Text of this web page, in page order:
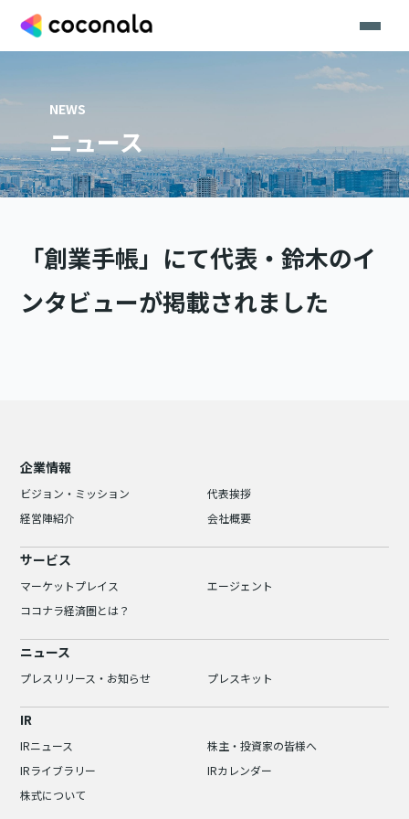
NEWS
ニュース
「創業手帳」にて代表・鈴木のイ
ンタビューが掲載されました
企業情報
ビジョン・ミッション
代表挨拶
経営陣紹介
会社概要
サービス
マーケットプレイス
エージェント
ココナラ経済圏とは？
ニュース
プレスリリース・お知らせ プレスキット
IR
IRニュース
株主・投資家の皆様へ
IRライブラリー
IRカレンダー
株式について